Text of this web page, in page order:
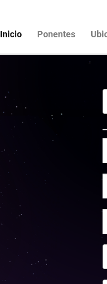
Inicio(current)
Ponentes